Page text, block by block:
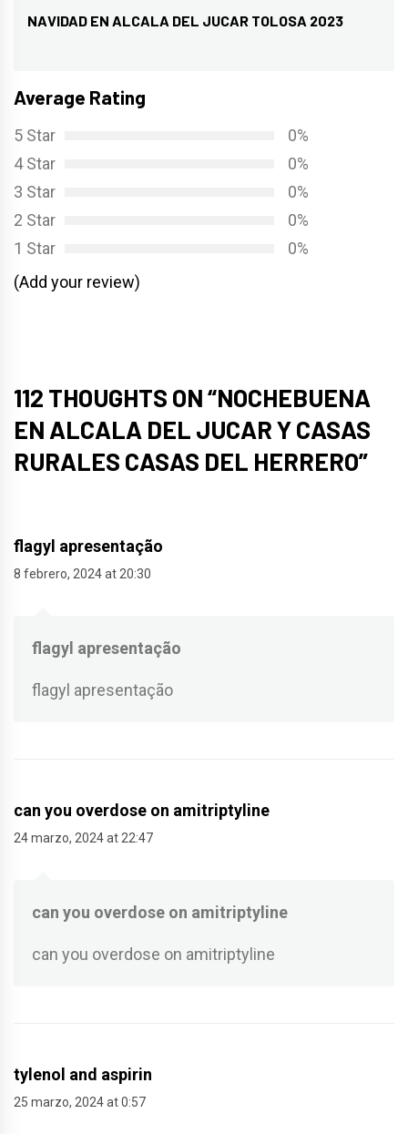
Entrada
NAVIDAD EN ALCALA DEL JUCAR TOLOSA 2023
Average Rating
5 Star
0%
4 Star
0%
3 Star
0%
2 Star
0%
1 Star
0%
(Add your review)
112 THOUGHTS ON “NOCHEBUENA
EN ALCALA DEL JUCAR Y CASAS
RURALES CASAS DEL HERRERO”
flagyl apresentação
8 febrero, 2024 at 20:30
flagyl apresentação
flagyl apresentação
can you overdose on amitriptyline
24 marzo, 2024 at 22:47
can you overdose on amitriptyline
can you overdose on amitriptyline
tylenol and aspirin
25 marzo, 2024 at 0:57